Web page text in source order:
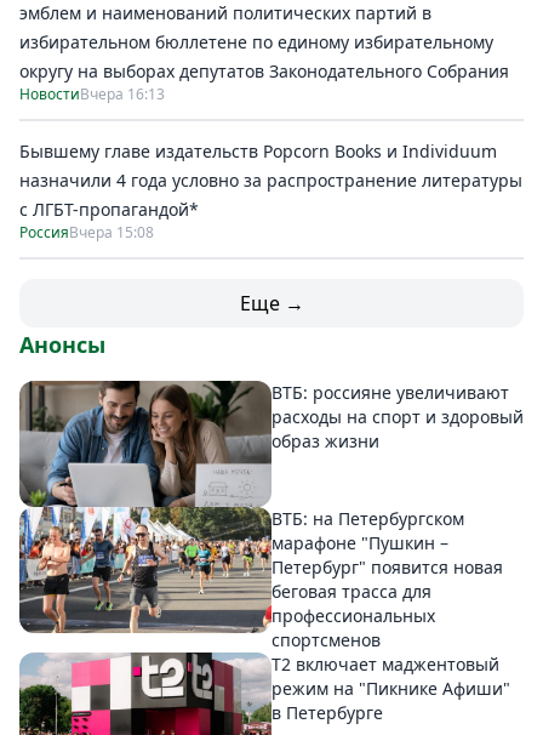
эмблем и наименований политических партий в
избирательном бюллетене по единому избирательному
округу на выборах депутатов Законодательного Собрания
НовостиВчера 16:13
Бывшему главе издательств Popcorn Books и Individuum
назначили 4 года условно за распространение литературы
с ЛГБТ-пропагандой*
РоссияВчера 15:08
Еще →
Анонсы
ВТБ: россияне увеличивают
расходы на спорт и здоровый
образ жизни
ВТБ: на Петербургском
марафоне "Пушкин –
Петербург" появится новая
беговая трасса для
профессиональных
спортсменов
Т2 включает маджентовый
режим на "Пикнике Афиши"
в Петербурге